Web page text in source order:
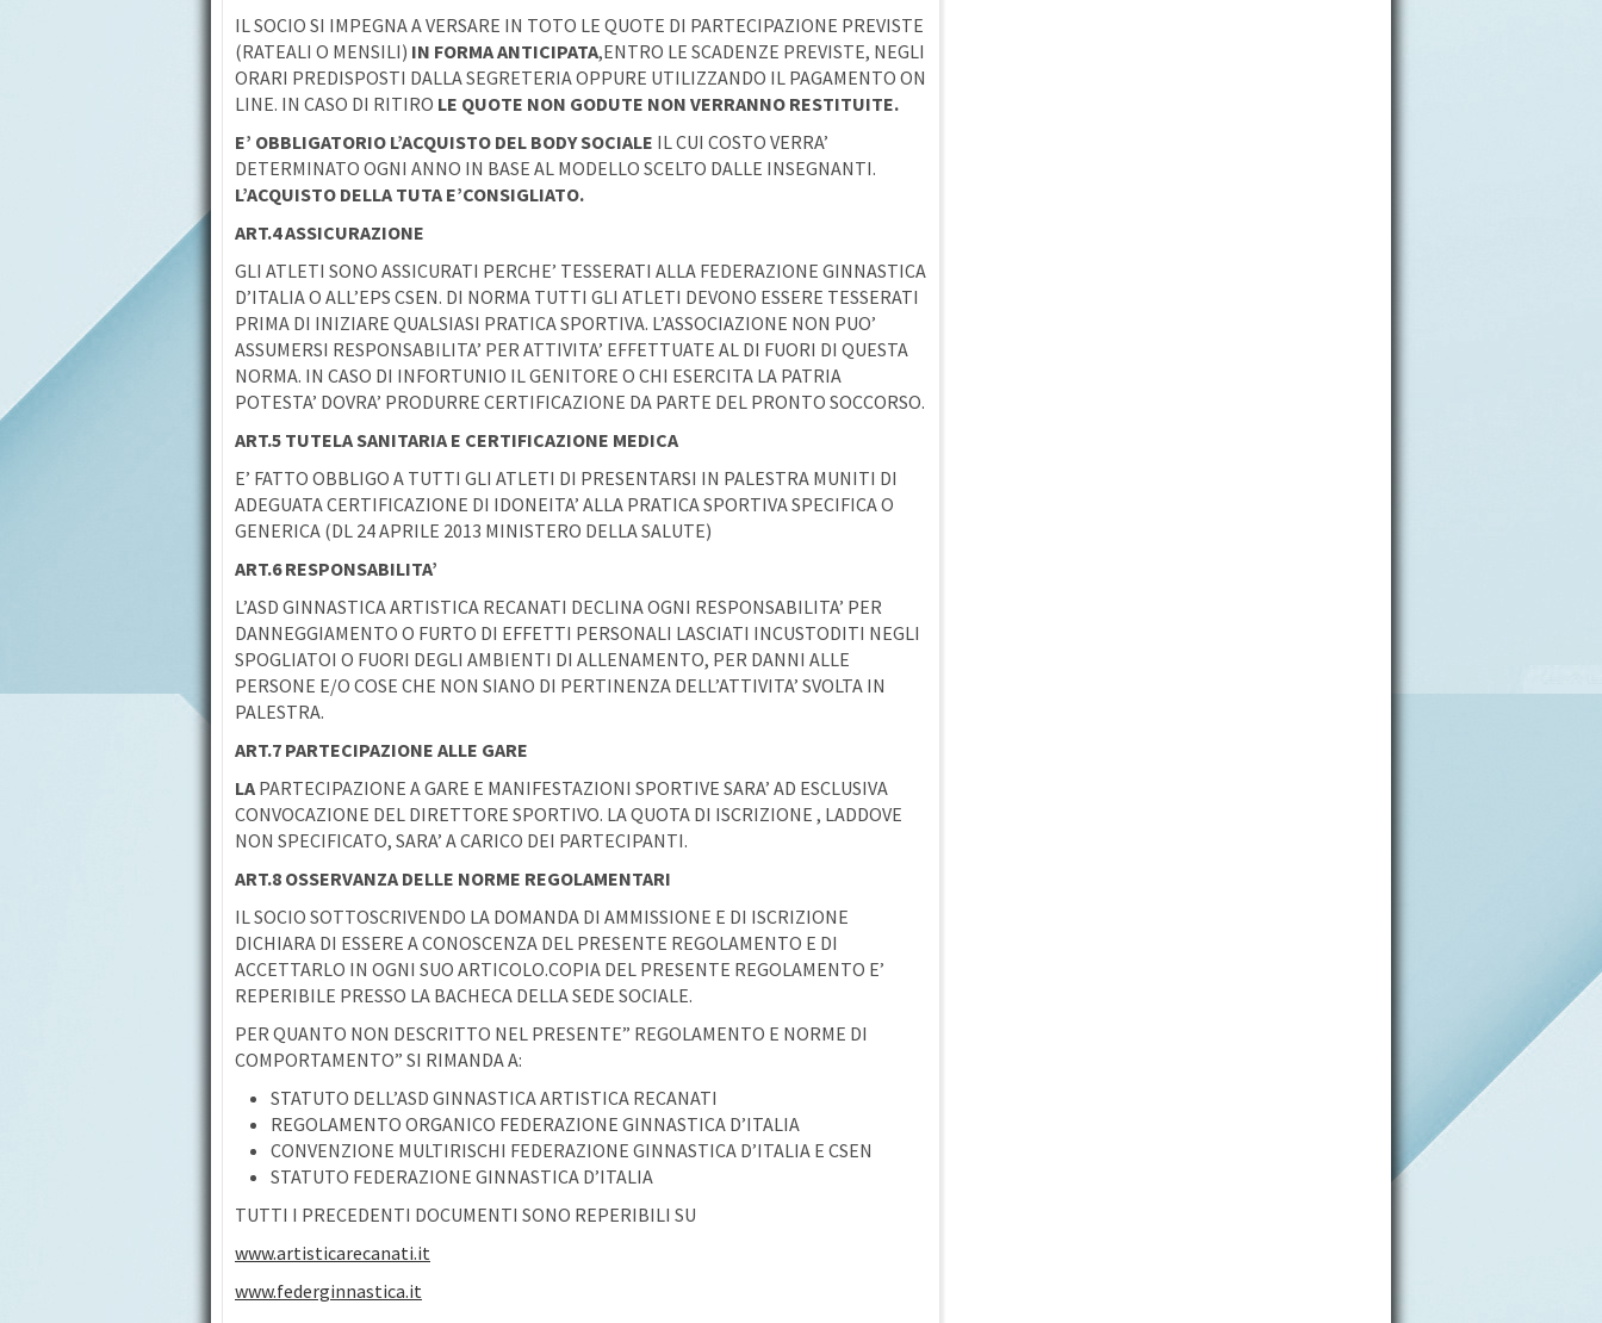
IL SOCIO SI IMPEGNA A VERSARE IN TOTO LE QUOTE DI PARTECIPAZIONE PREVISTE
(RATEALI O MENSILI) IN FORMA ANTICIPATA,ENTRO LE SCADENZE PREVISTE, NEGLI
ORARI PREDISPOSTI DALLA SEGRETERIA OPPURE UTILIZZANDO IL PAGAMENTO ON
LINE. IN CASO DI RITIRO LE QUOTE NON GODUTE NON VERRANNO RESTITUITE.
E’ OBBLIGATORIO L’ACQUISTO DEL BODY SOCIALE IL CUI COSTO VERRA’
DETERMINATO OGNI ANNO IN BASE AL MODELLO SCELTO DALLE INSEGNANTI.
L’ACQUISTO DELLA TUTA E’CONSIGLIATO.
ART.4 ASSICURAZIONE
GLI ATLETI SONO ASSICURATI PERCHE’ TESSERATI ALLA FEDERAZIONE GINNASTICA
D’ITALIA O ALL’EPS CSEN. DI NORMA TUTTI GLI ATLETI DEVONO ESSERE TESSERATI
PRIMA DI INIZIARE QUALSIASI PRATICA SPORTIVA. L’ASSOCIAZIONE NON PUO’
ASSUMERSI RESPONSABILITA’ PER ATTIVITA’ EFFETTUATE AL DI FUORI DI QUESTA
NORMA. IN CASO DI INFORTUNIO IL GENITORE O CHI ESERCITA LA PATRIA
POTESTA’ DOVRA’ PRODURRE CERTIFICAZIONE DA PARTE DEL PRONTO SOCCORSO.
ART.5 TUTELA SANITARIA E CERTIFICAZIONE MEDICA
E’ FATTO OBBLIGO A TUTTI GLI ATLETI DI PRESENTARSI IN PALESTRA MUNITI DI
ADEGUATA CERTIFICAZIONE DI IDONEITA’ ALLA PRATICA SPORTIVA SPECIFICA O
GENERICA (DL 24 APRILE 2013 MINISTERO DELLA SALUTE)
ART.6 RESPONSABILITA’
L’ASD GINNASTICA ARTISTICA RECANATI DECLINA OGNI RESPONSABILITA’ PER
DANNEGGIAMENTO O FURTO DI EFFETTI PERSONALI LASCIATI INCUSTODITI NEGLI
SPOGLIATOI O FUORI DEGLI AMBIENTI DI ALLENAMENTO, PER DANNI ALLE
PERSONE E/O COSE CHE NON SIANO DI PERTINENZA DELL’ATTIVITA’ SVOLTA IN
PALESTRA.
ART.7 PARTECIPAZIONE ALLE GARE
LA PARTECIPAZIONE A GARE E MANIFESTAZIONI SPORTIVE SARA’ AD ESCLUSIVA
CONVOCAZIONE DEL DIRETTORE SPORTIVO. LA QUOTA DI ISCRIZIONE , LADDOVE
NON SPECIFICATO, SARA’ A CARICO DEI PARTECIPANTI.
ART.8 OSSERVANZA DELLE NORME REGOLAMENTARI
IL SOCIO SOTTOSCRIVENDO LA DOMANDA DI AMMISSIONE E DI ISCRIZIONE
DICHIARA DI ESSERE A CONOSCENZA DEL PRESENTE REGOLAMENTO E DI
ACCETTARLO IN OGNI SUO ARTICOLO.COPIA DEL PRESENTE REGOLAMENTO E’
REPERIBILE PRESSO LA BACHECA DELLA SEDE SOCIALE.
PER QUANTO NON DESCRITTO NEL PRESENTE” REGOLAMENTO E NORME DI
COMPORTAMENTO” SI RIMANDA A:
STATUTO DELL’ASD GINNASTICA ARTISTICA RECANATI
REGOLAMENTO ORGANICO FEDERAZIONE GINNASTICA D’ITALIA
CONVENZIONE MULTIRISCHI FEDERAZIONE GINNASTICA D’ITALIA E CSEN
STATUTO FEDERAZIONE GINNASTICA D’ITALIA
TUTTI I PRECEDENTI DOCUMENTI SONO REPERIBILI SU
www.artisticarecanati.it
www.federginnastica.it